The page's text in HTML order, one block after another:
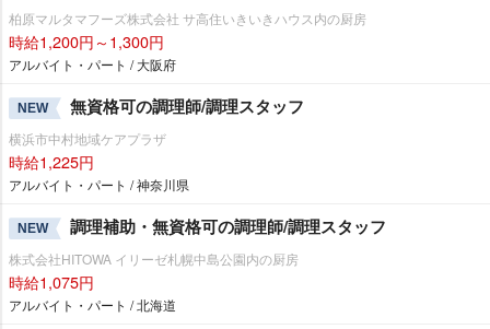
柏原マルタマフーズ株式会社 サ高住いきいきハウス内の厨房
時給1,200円～1,300円
アルバイト・パート / 大阪府
NEW 無資格可の調理師/調理スタッフ
横浜市中村地域ケアプラザ
時給1,225円
アルバイト・パート / 神奈川県
NEW 調理補助・無資格可の調理師/調理スタッフ
株式会社HITOWA イリーゼ札幌中島公園内の厨房
時給1,075円
アルバイト・パート / 北海道